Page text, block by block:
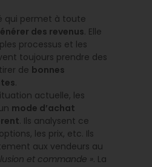
qui permet à toute
des revenus. Elle
processus et les
toujours prendre des
de bonnes
.
actuelle, les
mode d’achat
. Ils analysent ce
les prix, etc. Ils
aux vendeurs au
et commande ». La